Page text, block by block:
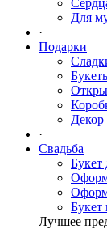
Для
·
Подарки
Декор
·
Свадьба
Букет
Букет
Лучшее